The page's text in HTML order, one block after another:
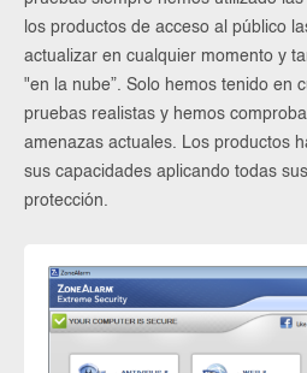
los productos de acceso al público
actualizar en cualquier momento y
"en la nube”. Solo hemos tenido en
pruebas realistas y hemos
amenazas actuales. Los productos
sus capacidades aplicando todas
protección.